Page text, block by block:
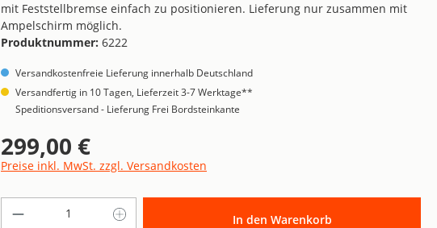
mit Feststellbremse einfach zu positionieren. Lieferung nur zusammen mit
Ampelschirm möglich.
Produktnummer: 6222
Versandkostenfreie Lieferung innerhalb Deutschland
Versandfertig in 10 Tagen, Lieferzeit 3-7 Werktage**
Speditionsversand - Lieferung Frei Bordsteinkante
Regulärer Preis:
299,00 €
Preise inkl. MwSt. zzgl. Versandkosten
Produkt Anzahl: Gib den gewünschten Wert
In den Warenkorb